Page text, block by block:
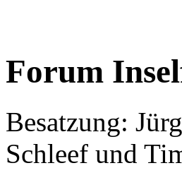
Forum
Besatzung:
Schleef und